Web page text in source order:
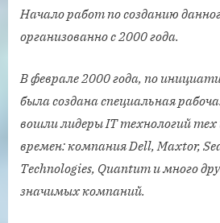
Начало работ по созданию
организованно с 2000 года.
В феврале 2000 года, по
была создана специальная
вошли лидеры IT технологий
времен: компания Dell, Maxtor,
Technologies, Quantum и много
значимых компаний.